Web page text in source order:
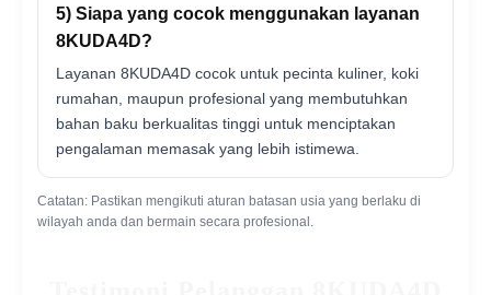
5) Siapa yang cocok menggunakan layanan
8KUDA4D?
Layanan 8KUDA4D cocok untuk pecinta kuliner, koki
rumahan, maupun profesional yang membutuhkan
bahan baku berkualitas tinggi untuk menciptakan
pengalaman memasak yang lebih istimewa.
Catatan: Pastikan mengikuti aturan batasan usia yang berlaku di
wilayah anda dan bermain secara profesional.